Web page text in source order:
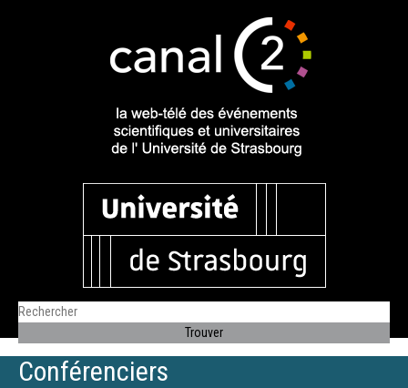
Conférenciers